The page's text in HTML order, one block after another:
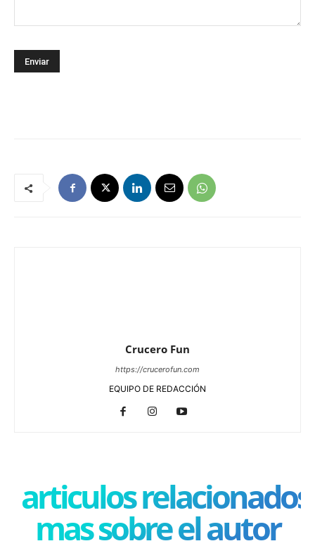
Crucero Fun
https://crucerofun.com
EQUIPO DE REDACCIÓN
articulos relacionados
mas sobre el autor